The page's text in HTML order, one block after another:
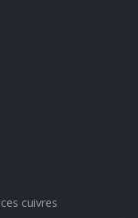
cuivres